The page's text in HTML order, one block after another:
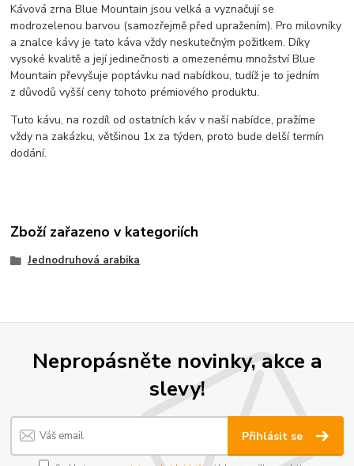
Kávová zrna Blue Mountain jsou velká a vyznačují se
modrozelenou barvou (samozřejmě před upražením). Pro milovníky
a znalce kávy je tato káva vždy neskutečným požitkem. Díky
vysoké kvalitě a její jedinečnosti a omezenému množství Blue
Mountain převyšuje poptávku nad nabídkou, tudíž je to jedním
z důvodů vyšší ceny tohoto prémiového produktu.
Tuto kávu, na rozdíl od ostatních káv v naší nabídce, pražíme
vždy na zakázku, většinou 1x za týden, proto bude delší termín
dodání.
Zboží zařazeno v kategoriích
Jednodruhová arabika
Nepropásněte novinky, akce a
slevy!
Přihlásit se